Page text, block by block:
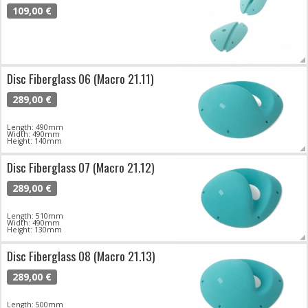
109,00 €
Disc Fiberglass 06 (Macro 21.11)
289,00 €
Length: 490mm
Width: 490mm
Height: 140mm
Disc Fiberglass 07 (Macro 21.12)
289,00 €
Length: 510mm
Width: 490mm
Height: 130mm
Disc Fiberglass 08 (Macro 21.13)
289,00 €
Length: 500mm